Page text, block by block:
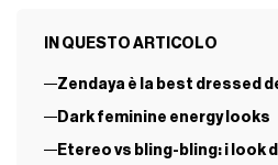
IN QUESTO ARTICOLO
Zendaya è la best dressed
Dark feminine energy looks
Etereo vs bling-bling: i look